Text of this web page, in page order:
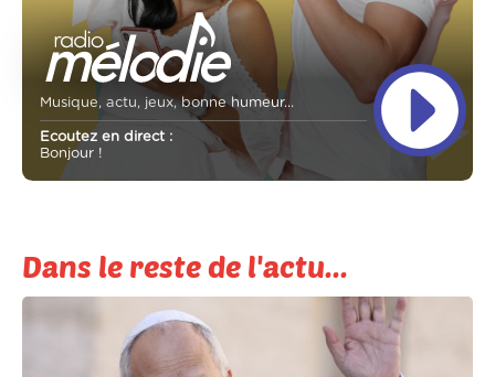
Musique, actu, jeux, bonne humeur...
Ecoutez en direct :
Bonjour !
Dans le reste de l'actu...